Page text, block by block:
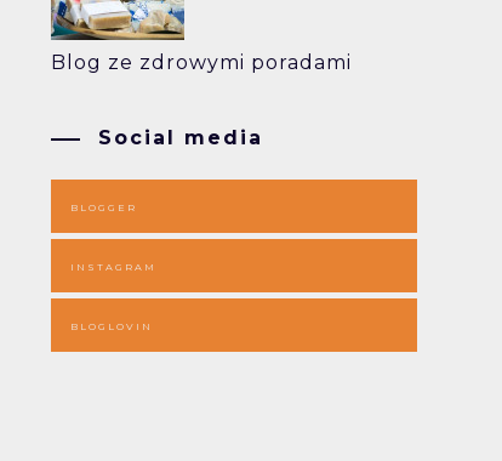
Blog ze zdrowymi poradami
Social media
BLOGGER
INSTAGRAM
BLOGLOVIN